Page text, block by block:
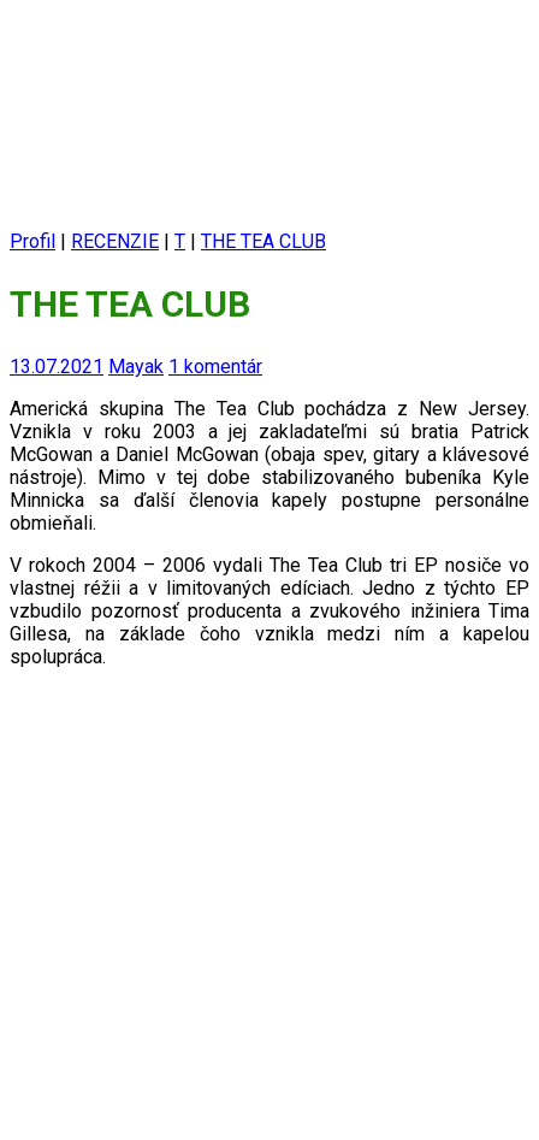
Profil | RECENZIE | T | THE TEA CLUB
THE TEA CLUB
13.07.2021 Mayak 1 komentár
Americká skupina The Tea Club pochádza z New Jersey.
Vznikla v roku 2003 a jej zakladateľmi sú bratia Patrick
McGowan a Daniel McGowan (obaja spev, gitary a klávesové
nástroje). Mimo v tej dobe stabilizovaného bubeníka Kyle
Minnicka sa ďalší členovia kapely postupne personálne
obmieňali.
V rokoch 2004 – 2006 vydali The Tea Club tri EP nosiče vo
vlastnej réžii a v limitovaných edíciach. Jedno z týchto EP
vzbudilo pozornosť producenta a zvukového inžiniera Tima
Gillesa, na základe čoho vznikla medzi ním a kapelou
spolupráca.